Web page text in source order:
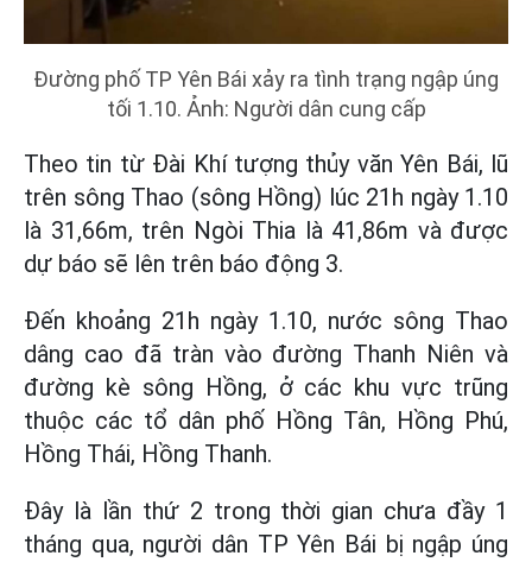
Đường phố TP Yên Bái xảy ra tình trạng ngập úng
tối 1.10. Ảnh: Người dân cung cấp
Theo tin từ Đài Khí tượng thủy văn Yên Bái, lũ
trên sông Thao (sông Hồng) lúc 21h ngày 1.10
là 31,66m, trên Ngòi Thia là 41,86m và được
dự báo sẽ lên trên báo động 3.
Đến khoảng 21h ngày 1.10, nước sông Thao
dâng cao đã tràn vào đường Thanh Niên và
đường kè sông Hồng, ở các khu vực trũng
thuộc các tổ dân phố Hồng Tân, Hồng Phú,
Hồng Thái, Hồng Thanh.
Đây là lần thứ 2 trong thời gian chưa đầy 1
tháng qua, người dân TP Yên Bái bị ngập úng